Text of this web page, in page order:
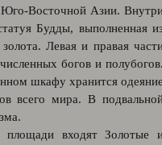
Юго-Восточной Азии.
Будды, выполненная
Левая и правая
богов и
шкафу хранится
всего мира. В
площади входят Золотые